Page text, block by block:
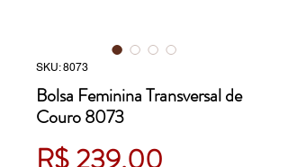
SKU: 8073
Bolsa Feminina Transversal de
Couro 8073